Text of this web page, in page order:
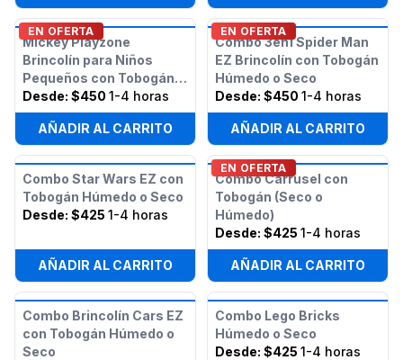
EN OFERTA
Mickey Playzone
Brincolín para Niños
Pequeños con Tobogán
(Húmedo o Seco)
Desde: $450 1-4 horas
AÑADIR AL CARRITO
EN OFERTA
Combo 3en1 Spider Man
EZ Brincolín con Tobogán
Húmedo o Seco
Desde: $450 1-4 horas
AÑADIR AL CARRITO
Combo Star Wars EZ con
Tobogán Húmedo o Seco
Desde: $425 1-4 horas
AÑADIR AL CARRITO
EN OFERTA
Combo Carrusel con
Tobogán (Seco o
Húmedo)
Desde: $425 1-4 horas
AÑADIR AL CARRITO
Combo Brincolín Cars EZ
con Tobogán Húmedo o
Seco
Combo Lego Bricks
Húmedo o Seco
Desde: $425 1-4 horas